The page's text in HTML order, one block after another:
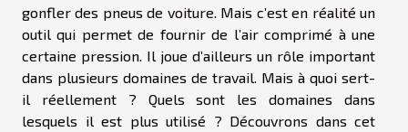
gonfler des pneus de voiture. Mais c’est en réalité un
outil qui permet de fournir de l’air comprimé à une
certaine pression. Il joue d’ailleurs un rôle important
dans plusieurs domaines de travail. Mais à quoi sert-
il réellement ? Quels sont les domaines dans
lesquels il est plus utilisé ? Découvrons dans cet